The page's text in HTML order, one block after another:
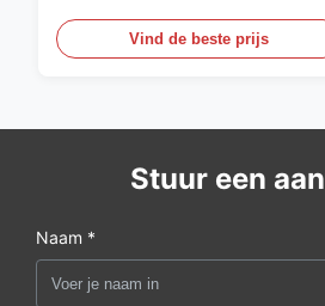
Vind de beste prijs
Stuur een
Naam *